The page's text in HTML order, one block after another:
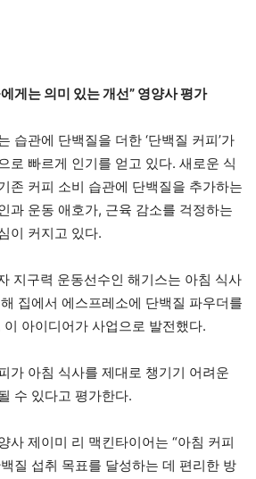
게는 의미 있는 개선” 영양사 평가
습관에 단백질을 더한 ‘단백질 커피’가
로 빠르게 인기를 얻고 있다. 새로운 식
존 커피 소비 습관에 단백질을 추가하는
과 운동 애호가, 근육 감소를 걱정하는
이 커지고 있다.
지구력 운동선수인 해기스는 아침 식사
집에서 에스프레소에 단백질 파우더를
아이디어가 사업으로 발전했다.
가 아침 식사를 제대로 챙기기 어려운
수 있다고 평가한다.
사 제이미 리 맥킨타이어는 “아침 커피
질 섭취 목표를 달성하는 데 편리한 방